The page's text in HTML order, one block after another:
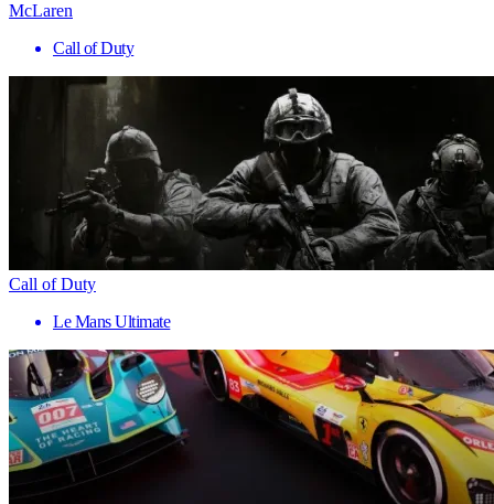
McLaren
Call of Duty
Call of Duty
Le Mans Ultimate